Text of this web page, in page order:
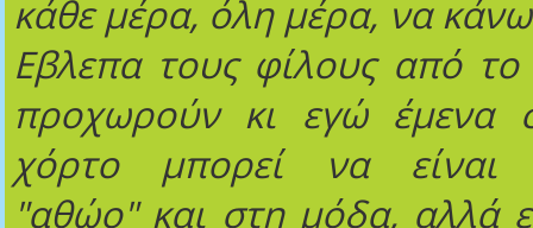
κάθε μέρα, όλη μέρα, να
Εβλεπα τους φίλους από
προχωρούν κι εγώ έμενα
χόρτο μπορεί να είναι
"αθώο" και στη μόδα, αλλά